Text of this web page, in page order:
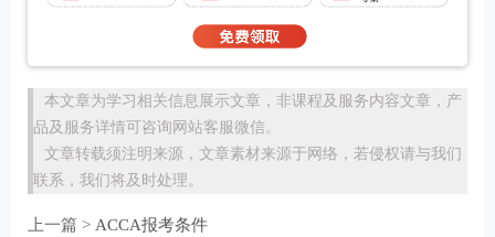
本文章为学习相关信息展示文章，非课程及服务内容文章，产
品及服务详情可咨询网站客服微信。
文章转载须注明来源，文章素材来源于网络，若侵权请与我们
联系，我们将及时处理。
上一篇 > ACCA报考条件